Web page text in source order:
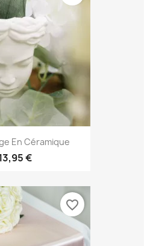
En Céramique
€
favorite_border